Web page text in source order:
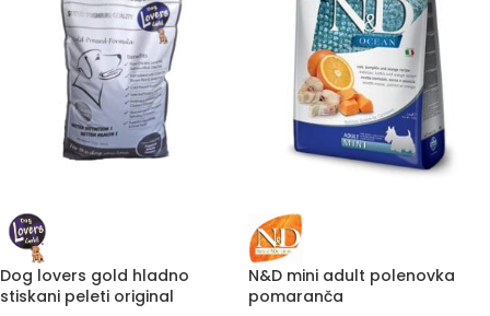
Dog lovers gold hladno
stiskani peleti original
N&D mini adult polenovka
pomaranča